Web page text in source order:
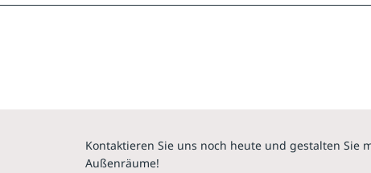
Kontaktieren Sie uns noch heute und gestalten Sie
Außenräume!